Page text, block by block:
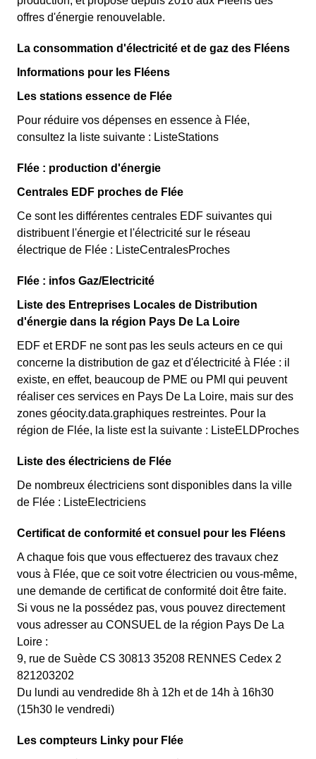
offres d'énergie renouvelable.
La consommation d'électricité et de gaz des Fléens
Informations pour les Fléens
Les stations essence de Flée
Pour réduire vos dépenses en essence à Flée,
consultez la liste suivante : ListeStations
Flée : production d'énergie
Centrales EDF proches de Flée
Ce sont les différentes centrales EDF suivantes qui
distribuent l'énergie et l'électricité sur le réseau
électrique de Flée : ListeCentralesProches
Flée : infos Gaz/Electricité
Liste des Entreprises Locales de Distribution
d'énergie dans la région Pays De La Loire
EDF et ERDF ne sont pas les seuls acteurs en ce qui
concerne la distribution de gaz et d'électricité à Flée : il
existe, en effet, beaucoup de PME ou PMI qui peuvent
réaliser ces services en Pays De La Loire, mais sur des
zones géocity.data.graphiques restreintes. Pour la
région de Flée, la liste est la suivante : ListeELDProches
Liste des électriciens de Flée
De nombreux électriciens sont disponibles dans la ville
de Flée : ListeElectriciens
Certificat de conformité et consuel pour les Fléens
A chaque fois que vous effectuerez des travaux chez
vous à Flée, que ce soit votre électricien ou vous-même,
une demande de certificat de conformité doit être faite.
Si vous ne la possédez pas, vous pouvez directement
vous adresser au CONSUEL de la région Pays De La
Loire :
9, rue de Suède CS 30813 35208 RENNES Cedex 2
821203202
Du lundi au vendredide 8h à 12h et de 14h à 16h30
(15h30 le vendredi)
Les compteurs Linky pour Flée